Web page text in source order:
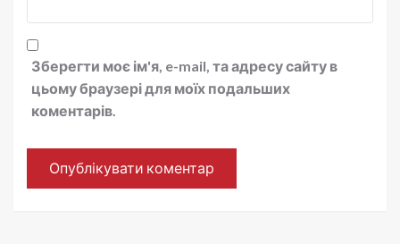
Зберегти моє ім'я, e-mail, та адресу сайту в
цьому браузері для моїх подальших
коментарів.